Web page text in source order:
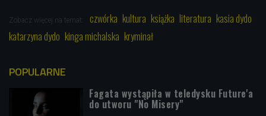
Zobacz więcej na temat: czwórka kultura książka literatura kasia dydo
katarzyna dydo kinga michalska kryminał
POPULARNE
Fagata wystąpiła w teledysku Future'a
do utworu "No Misery"